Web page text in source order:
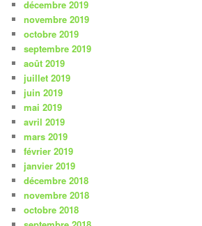
décembre 2019
novembre 2019
octobre 2019
septembre 2019
août 2019
juillet 2019
juin 2019
mai 2019
avril 2019
mars 2019
février 2019
janvier 2019
décembre 2018
novembre 2018
octobre 2018